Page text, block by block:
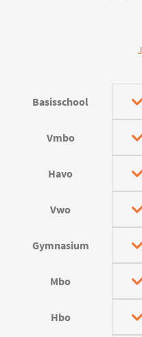
Basisschool
Vmbo
Havo
Vwo
Gymnasium
Mbo
Hbo